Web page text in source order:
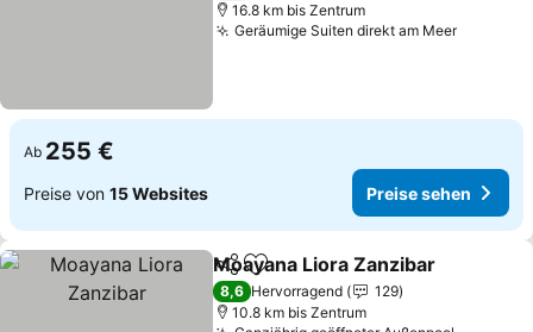
16.8 km bis Zentrum
Geräumige Suiten direkt am MeerPreise
Ab 255 €
Preise von 15 Websites Preise sehen
TeilenZu Favoriten hinzufügen
Moayana Liora Zanzibar
8,6 Hervorragend
129
10.8 km bis Zentrum